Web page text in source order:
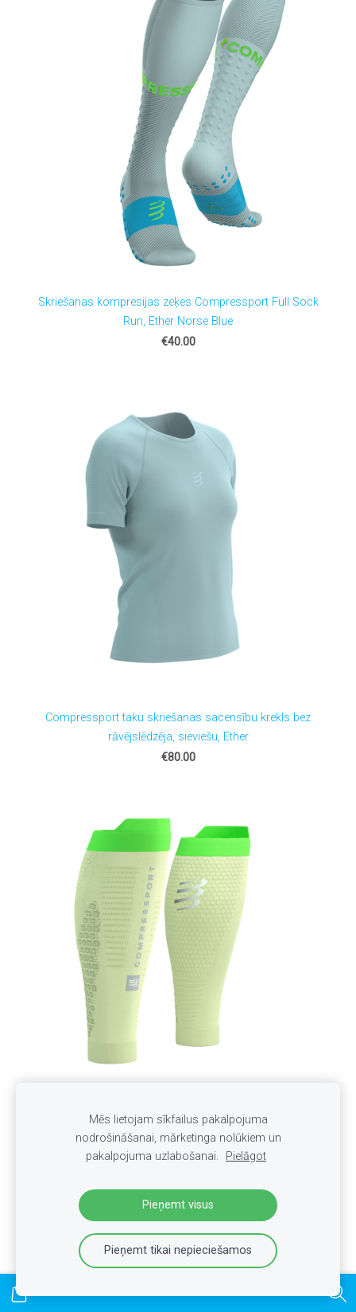
Skriešanas kompresijas zeķes Compressport Full Sock
Run, Ether Norse Blue
€40.00
Compressport taku skriešanas sacensību krekls bez
rāvējslēdzēja, sieviešu, Ether
€80.00
Sporta kompresijas getras Compressport R2 3.0 Lime
Neon Green
Mēs lietojam sīkfailus pakalpojuma
nodrošināšanai, mārketinga nolūkiem un
pakalpojuma uzlabošanai.
Pielāgot
Pieņemt visus
Pieņemt tikai nepieciešamos